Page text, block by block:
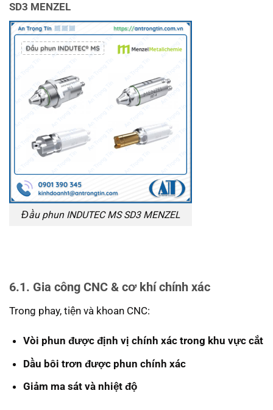
SD3 MENZEL
Đầu phun INDUTEC MS SD3 MENZEL
6.1. Gia công CNC & cơ khí chính xác
Trong phay, tiện và khoan CNC:
Vòi phun được định vị chính xác trong khu vực cắt
Dầu bôi trơn được phun chính xác
Giảm ma sát và nhiệt độ